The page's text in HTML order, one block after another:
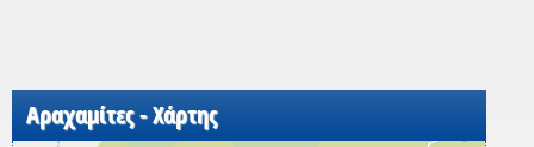
Αραχαμίτες - Χάρτης